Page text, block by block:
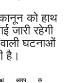
को हाथ
जारी रहेगी
घटनाओं
है।
आरप क